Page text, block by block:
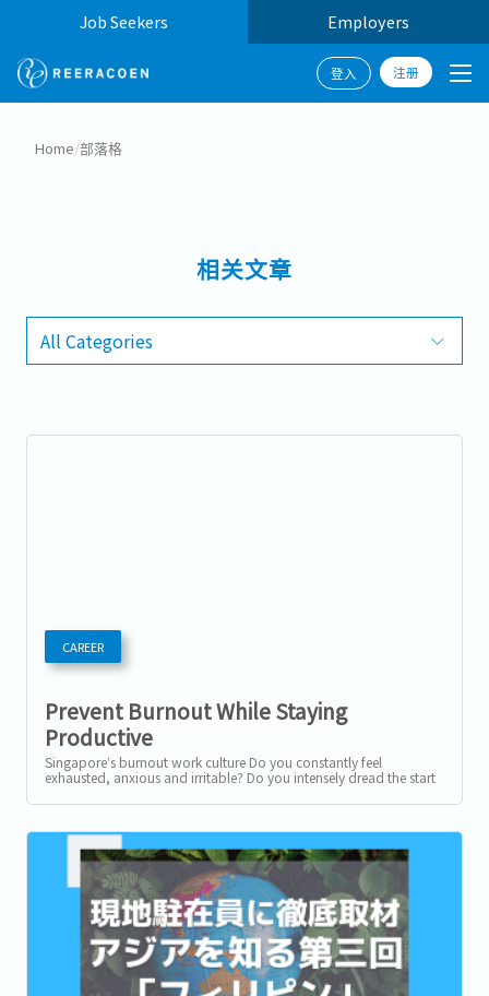
Job Seekers Employers
登入 注册
Home/部落格
相关文章
All Categories
CAREER
Prevent Burnout While Staying
Productive
Singapore’s burnout work culture Do you constantly feel
exhausted, anxious and irritable? Do you intensely dread the start